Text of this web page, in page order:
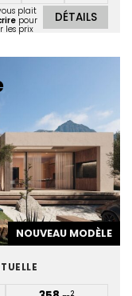
plait
pour
les prix
DÉTAILS
NOUVEAU MODÈLE
2